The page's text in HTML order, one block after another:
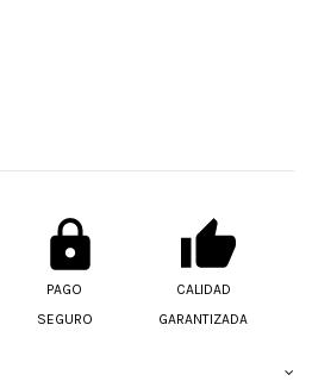
PAGO
SEGURO
CALIDAD
GARANTIZADA